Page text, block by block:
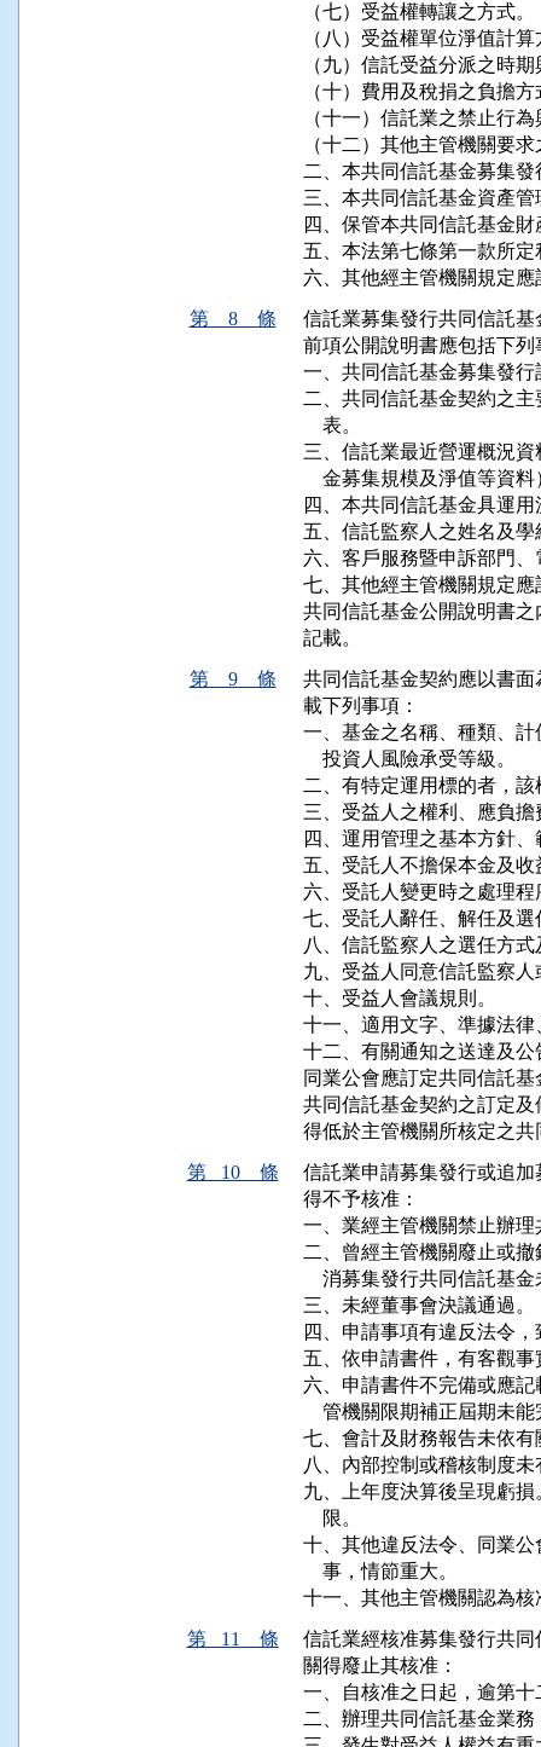
（七）受益權轉讓之方式。
（八）受益權單位淨值計
（九）信託受益分派之時
（十）費用及稅捐之負擔方
（十一）信託業之禁止行
（十二）其他主管機關要
二、本共同信託基金募集
三、本共同信託基金資產管
四、保管本共同信託基金
五、本法第七條第一款所
六、其他經主管機關規定
第 8 條
信託業募集發行共同信託
前項公開說明書應包括下列
一、共同信託基金募集發行
二、共同信託基金契約之
    表。
三、信託業最近營運概況
金募集規模及淨值等資
四、本共同信託基金具運
五、信託監察人之姓名及學
六、客戶服務暨申訴部門
七、其他經主管機關規定應
共同信託基金公開說明書
記載。
第 9 條
共同信託基金契約應以書
載下列事項：
一、基金之名稱、種類、
    投資人風險承受等級。
二、有特定運用標的者，
三、受益人之權利、應負
四、運用管理之基本方針
五、受託人不擔保本金及
六、受託人變更時之處理程
七、受託人辭任、解任及
八、信託監察人之選任方式
九、受益人同意信託監察
十、受益人會議規則。
十一、適用文字、準據法
十二、有關通知之送達及公
同業公會應訂定共同信託
共同信託基金契約之訂定
得低於主管機關所核定之
第 10 條
信託業申請募集發行或追
得不予核准：
一、業經主管機關禁止辦
二、曾經主管機關廢止或
消募集發行共同信託基
三、未經董事會決議通過。
四、申請事項有違反法令
五、依申請書件，有客觀
六、申請書件不完備或應
管機關限期補正屆期未
七、會計及財務報告未依
八、內部控制或稽核制度未
九、上年度決算後呈現虧
    限。
十、其他違反法令、同業
    事，情節重大。
十一、其他主管機關認為
第 11 條
信託業經核准募集發行共
關得廢止其核准：
一、自核准之日起，逾第
二、辦理共同信託基金業